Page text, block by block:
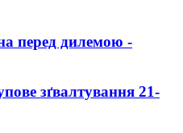
перед дилемою -
зґвалтування 21-